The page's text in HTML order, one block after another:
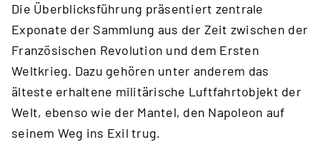
Die Überblicksführung präsentiert zentrale
Exponate der Sammlung aus der Zeit zwischen der
Französischen Revolution und dem Ersten
Weltkrieg. Dazu gehören unter anderem das
älteste erhaltene militärische Luftfahrtobjekt der
Welt, ebenso wie der Mantel, den Napoleon auf
seinem Weg ins Exil trug.